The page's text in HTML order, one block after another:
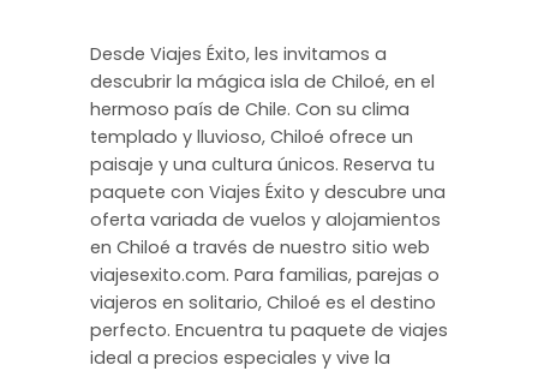
Desde Viajes Éxito, les invitamos a
descubrir la mágica isla de Chiloé, en el
hermoso país de Chile. Con su clima
templado y lluvioso, Chiloé ofrece un
paisaje y una cultura únicos. Reserva tu
paquete con Viajes Éxito y descubre una
oferta variada de vuelos y alojamientos
en Chiloé a través de nuestro sitio web
viajesexito.com. Para familias, parejas o
viajeros en solitario, Chiloé es el destino
perfecto. Encuentra tu paquete de viajes
ideal a precios especiales y vive la